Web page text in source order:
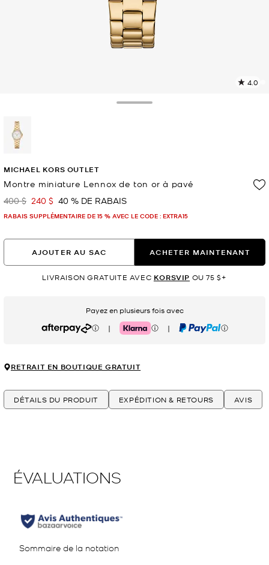
4.0
MICHAEL KORS OUTLET
Montre miniature Lennox de ton or à pavé
était
400 $ maintenant
240 $ 40 % DE RABAIS
RABAIS SUPPLÉMENTAIRE DE 15 % AVEC LE CODE : EXTRA15
AJOUTER AU SAC ACHETER MAINTENANT
LIVRAISON GRATUITE AVEC KORSVIP OU 75 $+
Payez en plusieurs fois avec
Afterpay | Klarna | PayPal
RETRAIT EN BOUTIQUE GRATUIT
DÉTAILS DU PRODUIT EXPÉDITION & RETOURS AVIS